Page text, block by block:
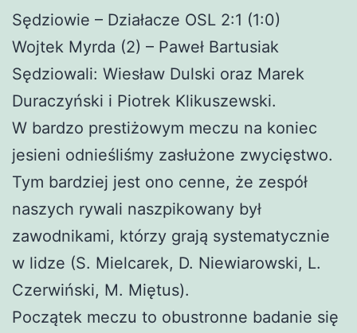
Sędziowie – Działacze OSL 2:1 (1:0)
Wojtek Myrda (2) – Paweł Bartusiak
Sędziowali: Wiesław Dulski oraz Marek
Duraczyński i Piotrek Klikuszewski.
W bardzo prestiżowym meczu na koniec
jesieni odnieśliśmy zasłużone zwycięstwo.
Tym bardziej jest ono cenne, że zespół
naszych rywali naszpikowany był
zawodnikami, którzy grają systematycznie
w lidze (S. Mielcarek, D. Niewiarowski, L.
Czerwiński, M. Miętus).
Początek meczu to obustronne badanie się